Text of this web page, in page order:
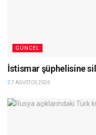
GÜNCEL
İstismar şüphelisine
7 AĞUSTOS 2026